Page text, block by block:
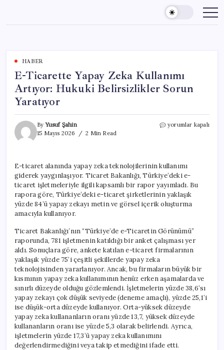
content
HABER
E-Ticarette Yapay Zeka Kullanımı
Artıyor: Hukuki Belirsizlikler Sorun
Yaratıyor
ByYusuf Şahin
15 Mayıs 2026
2 Min Read
E-
Artıyor:
Hukuki
Belirsizlikler
Sorun
Yaratıyor
için
yorumlar kapalı
E-ticaret alanında yapay zeka teknolojilerinin kullanımı
giderek yaygınlaşıyor. Ticaret Bakanlığı, Türkiye’deki e-
ticaret işletmeleriyle ilgili kapsamlı bir rapor yayımladı. Bu
rapora göre, Türkiye’deki e-ticaret şirketlerinin yaklaşık
yüzde 84’ü yapay zekayı metin ve görsel içerik oluşturma
amacıyla kullanıyor.
Ticaret Bakanlığı’nın “Türkiye’de e-Ticaretin Görünümü”
raporunda, 781 işletmenin katıldığı bir anket çalışması yer
aldı. Sonuçlara göre, ankete katılan e-ticaret firmalarının
yaklaşık yüzde 75’i çeşitli şekillerde yapay zeka
teknolojisinden yararlanıyor. Ancak, bu firmaların büyük bir
kısmının yapay zeka kullanımının henüz erken aşamalarda ve
sınırlı düzeyde olduğu gözlemlendi. İşletmelerin yüzde 38,6’sı
yapay zekayı çok düşük seviyede (deneme amaçlı), yüzde 25,1’i
ise düşük-orta düzeyde kullanıyor. Orta-yüksek düzeyde
yapay zeka kullananların oranı yüzde 13,7, yüksek düzeyde
kullananların oranı ise yüzde 5,3 olarak belirlendi. Ayrıca,
işletmelerin yüzde 17,3’ü yapay zeka kullanımını
değerlendirmediğini veya takip etmediğini ifade etti.